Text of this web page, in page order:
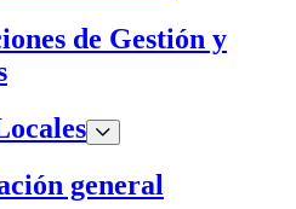
de Gestión y
general